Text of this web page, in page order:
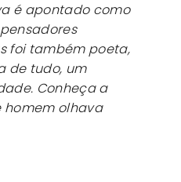
é apontado como
foi também poeta,
de tudo, um
Conheça a
homem olhava